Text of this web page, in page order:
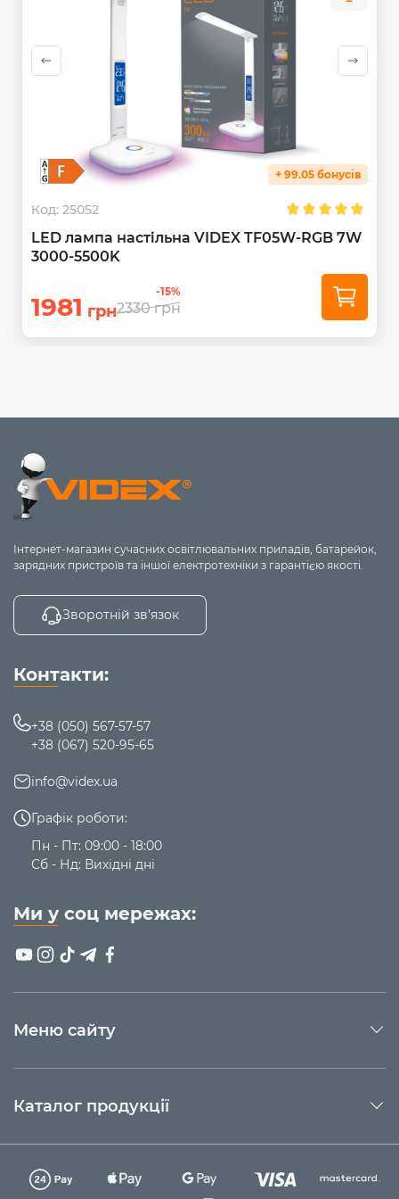
+ 99.05 бонусів
Код: 25052
LED лампа настiльна VIDEX TF05W-RGB 7W
3000-5500K
1981 грн
-15%
2330 грн
Інтернет-магазин сучасних освітлювальних приладів, батарейок,
зарядних пристроїв та іншої електротехніки з гарантією якості.
Зворотній зв’язок
Меню сайту
Каталог продукції
Контакти:
+38 (050) 567-57-57
+38 (067) 520-95-65
info@videx.ua
Графік роботи:
Пн - Пт: 09:00 - 18:00
Сб - Нд: Вихідні дні
Ми у соц мережах: